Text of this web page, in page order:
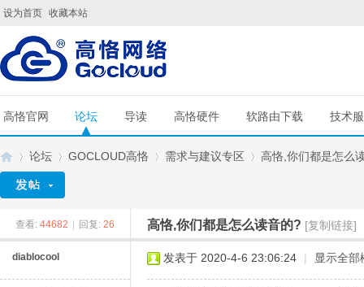
设为首页 收藏本站
高恪官网 论坛 导读 高恪硬件 软路由下载 技术
»
论坛
›
GOCLOUD高恪
›
需求与建议专区
›
高恪,你们都是怎么
查看: 44682 回复: 26 高恪,你们都是怎么读音的? [复制链接]
diablocool 发表于 2020-4-6 23:06:24 | 显示全部